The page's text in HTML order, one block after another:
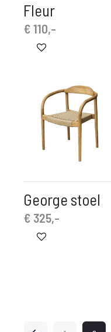
Fleur
€110,-
George stoel
€ 325,-